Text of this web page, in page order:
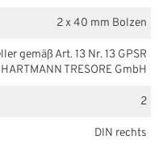
2 x 40 mm Bolzen
gemäß Art. 13 Nr. 13 GPSR
HARTMANN TRESORE GmbH
2
DIN rechts